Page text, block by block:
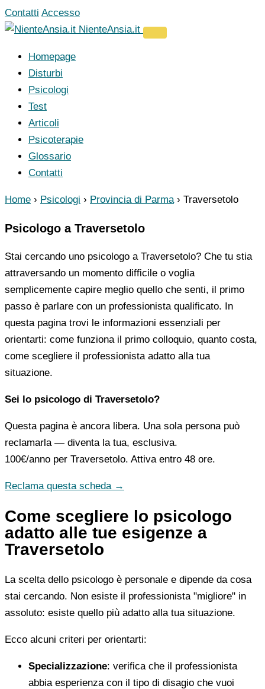
Vai
al
Contatti Accesso
NienteAnsia.it
Homepage
Disturbi
Psicologi
Test
Articoli
Psicoterapie
Glossario
Contatti
Home › Psicologi › Provincia di Parma › Traversetolo
Psicologo a Traversetolo
Stai cercando uno psicologo a Traversetolo? Che tu stia
attraversando un momento difficile o voglia
semplicemente capire meglio quello che senti, il primo
passo è parlare con un professionista qualificato. In
questa pagina trovi le informazioni essenziali per
orientarti: come funziona il primo colloquio, quanto costa,
come scegliere il professionista adatto alla tua
situazione.
Sei lo psicologo di Traversetolo?
Questa pagina è ancora libera. Una sola persona può
reclamarla — diventa la tua, esclusiva.
100€/anno per Traversetolo. Attiva entro 48 ore.
Reclama questa scheda →
Come scegliere lo psicologo
adatto alle tue esigenze a
Traversetolo
La scelta dello psicologo è personale e dipende da cosa
stai cercando. Non esiste il professionista "migliore" in
assoluto: esiste quello più adatto alla tua situazione.
Ecco alcuni criteri per orientarti:
Specializzazione: verifica che il professionista
abbia esperienza con il tipo di disagio che vuoi